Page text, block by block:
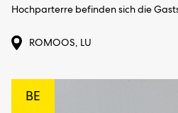
Hochparterre befinden sich die
ROMOOS, LU
BE